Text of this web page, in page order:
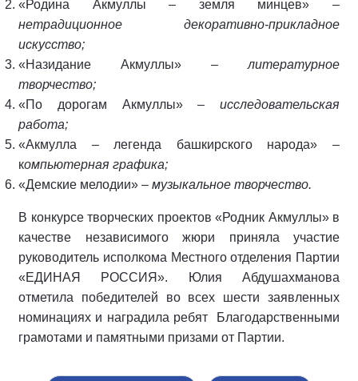
«Родина Акмуллы – земля минцев» –
нетрадиционное декоративно-прикладное
искусство;
«Назидание Акмуллы» – литературное
творчество;
«По дорогам Акмуллы» – исследовательская
работа;
«Акмулла – легенда башкирского народа» –
компьютерная графика;
«Демские мелодии» – музыкальное творчество.
В конкурсе творческих проектов «Родник Акмуллы» в
качестве независимого жюри приняла участие
руководитель исполкома Местного отделения Партии
«ЕДИНАЯ РОССИЯ». Юлия Абдушахманова
отметила победителей во всех шести заявленных
номинациях и наградила ребят Благодарственными
грамотами и памятными призами от Партии.